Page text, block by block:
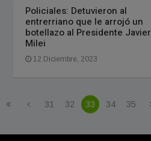
Policiales: Detuvieron al
entrerriano que le arrojó un
botellazo al Presidente Javier
Milei
12 Diciembre, 2023
31 32 33 34 35